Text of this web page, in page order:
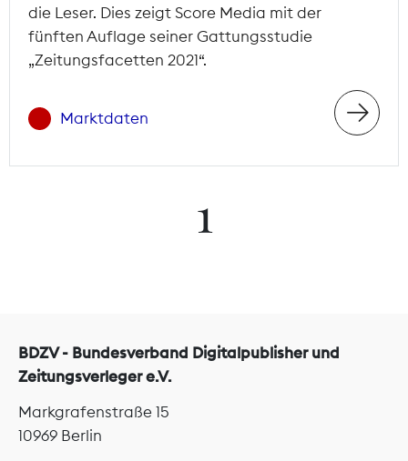
die Leser. Dies zeigt Score Media mit der
fünften Auflage seiner Gattungsstudie
„Zeitungsfacetten 2021“.
Marktdaten
1
BDZV - Bundesverband Digitalpublisher und
Zeitungsverleger e.V.
Markgrafenstraße 15
10969 Berlin